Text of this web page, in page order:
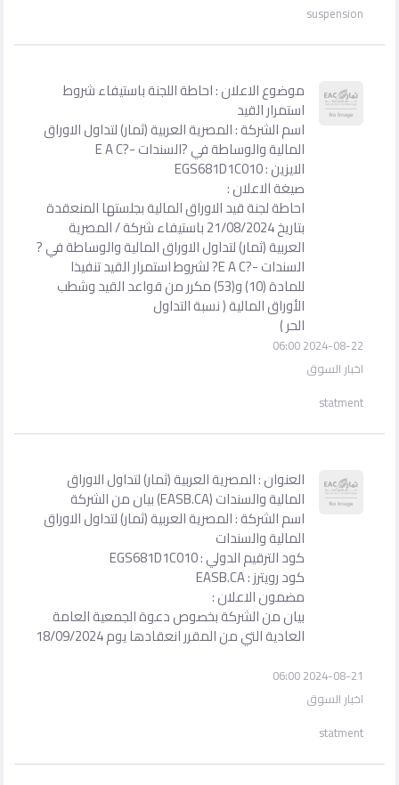
suspension
موضوع الاعلان : احاطة اللجنة باستيفاء شروط
استمرار القيد
اسم الشركة : المصرية العربية (ثمار) لتداول الاوراق
المالية والوساطة في ?السندات -?E A C
الايزين : EGS681D1C010
صيغة الاعلان :
احاطة لجنة قيد الاوراق المالية بجلستها المنعقدة
بتاريخ 21/08/2024 باستيفاء شركة / المصرية
العربية (ثمار) لتداول الاوراق المالية والوساطة في ?
السندات -?E A C? لشروط استمرار القيد تنفيذا
للمادة (10) و(53) مكرر من قواعد القيد وشطب
الأوراق المالية ( نسبة التداول
الحر )
2024-08-22 06:00
اخبار السوق
statment
العنوان : المصرية العربية (ثمار) لتداول الاوراق
المالية والسندات (EASB.CA) بيان من الشركة
اسم الشركة : المصرية العربية (ثمار) لتداول الاوراق
المالية والسندات
كود الترقيم الدولي : EGS681D1C010
كود رويترز : EASB.CA
مضمون الاعلان :
بيان من الشركة بخصوص دعوة الجمعية العامة
العادية التي من المقرر انعقادها يوم 18/09/2024
2024-08-21 06:00
اخبار السوق
statment